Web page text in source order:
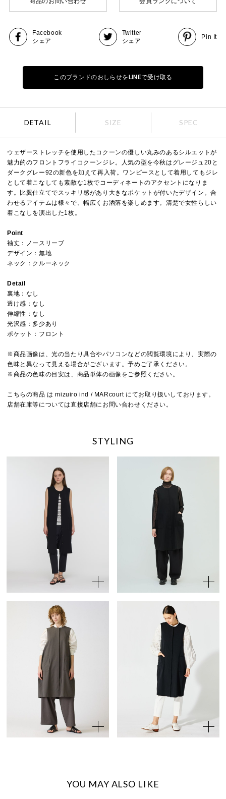
Facebook
シェア
Twitter
シェア
Pin It
このブランドのおしらせをLINEで受け取る
DETAIL SIZE SPEC
ウェザーストレッチを使用したコクーンの優しい丸みのあるシルエットが
魅力的のフロントフライコクーンジレ。人気の型を今秋はグレージュ20と
ダークグレー92の新色を加えて再入荷。ワンピースとして着用してもジレ
として着こなしても素敵な1枚でコーディネートのアクセントになりま
す。比翼仕立てでスッキリ感があり大きなポケットが付いたデザイン。合
わせるアイテムは様々で、幅広くお洒落を楽しめます。清楚で女性らしい
着こなしを演出した1枚。
Point
袖丈：ノースリーブ
デザイン：無地
ネック：クルーネック
Detail
裏地：なし
透け感：なし
伸縮性：なし
光沢感：多少あり
ポケット：フロント
※商品画像は、光の当たり具合やパソコンなどの閲覧環境により、実際の
色味と異なって見える場合がございます。予めご了承ください。
※商品の色味の目安は、商品単体の画像をご参照ください。
こちらの商品 は mizuiro ind / MARcourt にてお取り扱いしております。
店舗在庫等については直接店舗にお問い合わせください。
STYLING
YOU MAY ALSO LIKE